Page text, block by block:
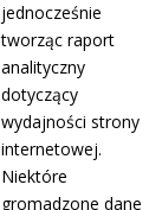
jednocześnie
tworząc raport
analityczny
dotyczący
wydajności strony
internetowej.
Niektóre
gromadzone dane